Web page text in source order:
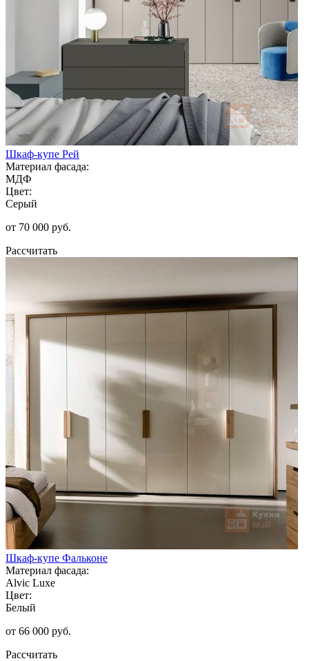
Шкаф-купе Рей
Материал фасада:
МДФ
Цвет:
Серый
от 70 000 руб.
Рассчитать
Шкаф-купе Фальконе
Материал фасада:
Alvic Luxe
Цвет:
Белый
от 66 000 руб.
Рассчитать